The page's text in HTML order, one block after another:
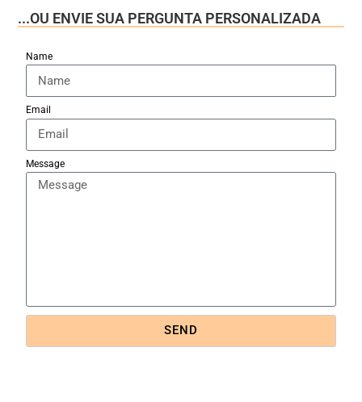
...OU ENVIE SUA PERGUNTA PERSONALIZADA
Name
Email
Message
SEND